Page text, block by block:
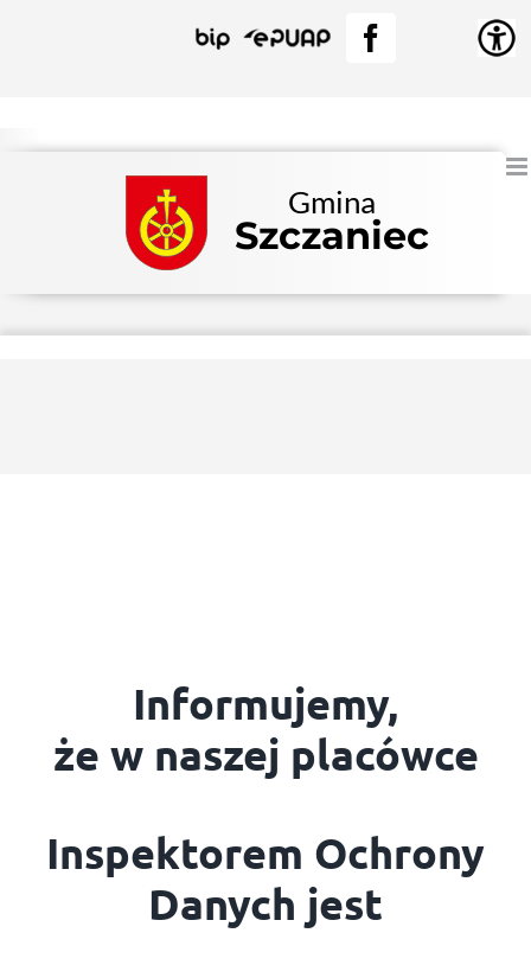
BIP EPUAPFacebook
Gmina
Szczaniec
Informujemy,
że w naszej placówce
Inspektorem Ochrony
Danych jest